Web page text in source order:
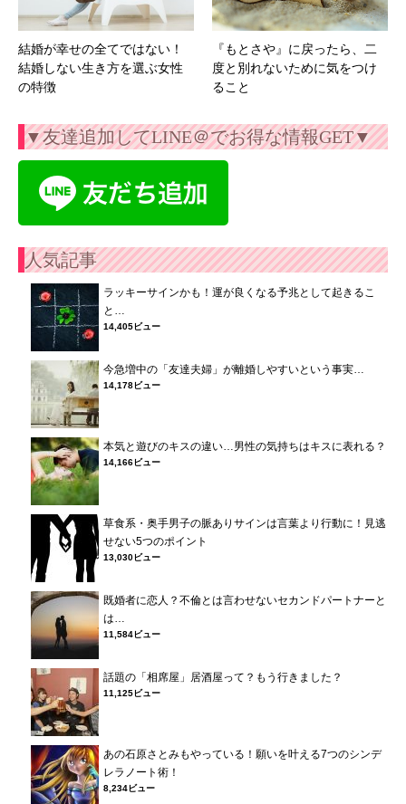
結婚が幸せの全てではない！
結婚しない生き方を選ぶ女性
の特徴
『もとさや』に戻ったら、二
度と別れないために気をつけ
ること
▼友達追加してLINE＠でお得な情報GET▼
人気記事
ラッキーサインかも！運が良くなる予兆として起きるこ
と…
14,405ビュー
今急増中の「友達夫婦」が離婚しやすいという事実…
14,178ビュー
本気と遊びのキスの違い…男性の気持ちはキスに表れる？
14,166ビュー
草食系・奥手男子の脈ありサインは言葉より行動に！見逃
せない5つのポイント
13,030ビュー
既婚者に恋人？不倫とは言わせないセカンドパートナーと
は…
11,584ビュー
話題の「相席屋」居酒屋って？もう行きました？
11,125ビュー
あの石原さとみもやっている！願いを叶える7つのシンデ
レラノート術！
8,234ビュー